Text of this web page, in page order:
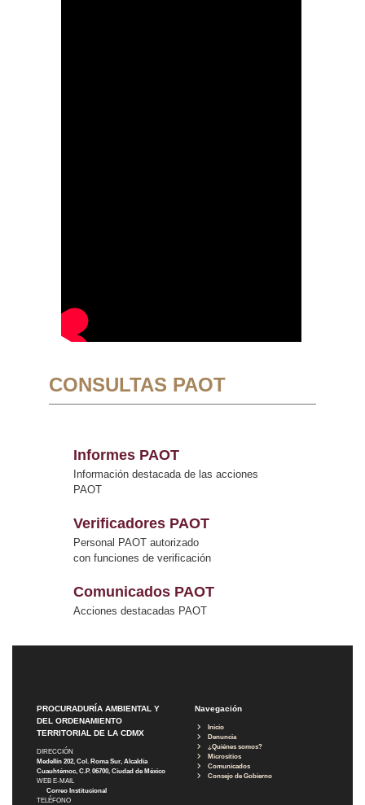
CONSULTAS PAOT
Informes PAOT
Información destacada de las acciones
PAOT
Verificadores PAOT
Personal PAOT autorizado
con funciones de verificación
Comunicados PAOT
Acciones destacadas PAOT
PROCURADURÍA AMBIENTAL Y
DEL ORDENAMIENTO
TERRITORIAL DE LA CDMX
DIRECCIÓN
Medellín 202, Col. Roma Sur, Alcaldía
Cuauhtémoc, C.P. 06700, Ciudad de México
WEB E-MAIL
Correo Institucional
TELÉFONO
Navegación
Inicio
Denuncia
¿Quiénes somos?
Micrositios
Comunicados
Consejo de Gobierno